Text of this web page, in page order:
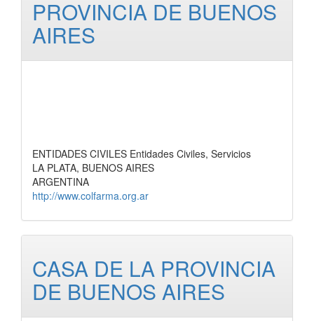
PROVINCIA DE BUENOS
AIRES
ENTIDADES CIVILES Entidades Civiles, Servicios
LA PLATA, BUENOS AIRES
ARGENTINA
http://www.colfarma.org.ar
CASA DE LA PROVINCIA
DE BUENOS AIRES